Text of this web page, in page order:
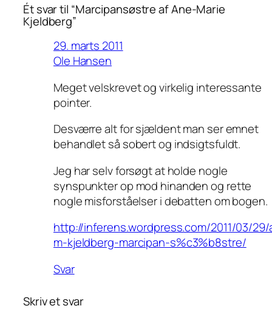
Ét svar til “Marcipansøstre af Ane-Marie
Kjeldberg”
29. marts 2011
Ole Hansen
Meget velskrevet og virkelig interessante
pointer.
Desværre alt for sjældent man ser emnet
behandlet så sobert og indsigtsfuldt.
Jeg har selv forsøgt at holde nogle
synspunkter op mod hinanden og rette
nogle misforståelser i debatten om bogen.
http://inferens.wordpress.com/2011/03/
m-kjeldberg-marcipan-s%c3%b8stre/
Svar
Skriv et svar